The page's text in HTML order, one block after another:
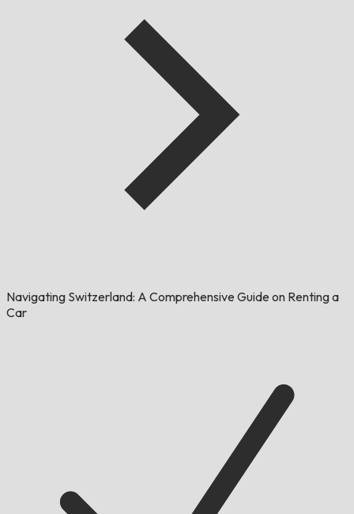
Navigating Switzerland: A Comprehensive Guide on Renting a
Car